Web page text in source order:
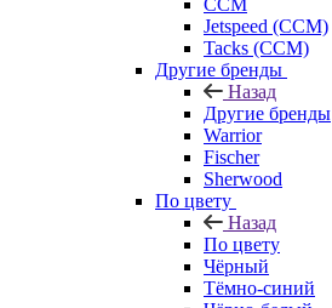
CCM
Jetspeed (CCM)
Tacks (CCM)
Другие бренды
Назад
Другие бренды
Warrior
Fischer
Sherwood
По цвету
Назад
По цвету
Чёрный
Тёмно-синий